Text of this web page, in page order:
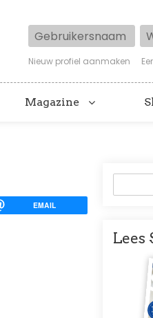
Gebruikersnaam
Nieuw profiel aanmaken
Magazine
EMAIL
Lees